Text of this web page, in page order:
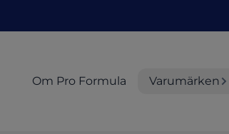
Om Pro Formula Varumärken